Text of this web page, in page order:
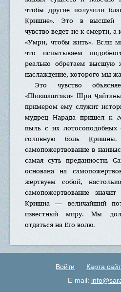
чтобы другие получили
Кришне». Это в высшей
чувство ведет не к смерти,
«Умри, чтобы жить». Если
что испытываем
реально обретаем
наслаждение, которого мы
Это чувство
«Шикшаштаки» Шри
примером ему служит
мудрец Нарада пришел к
пыль с их лотосоподобных
головную боль
самопожертвование в
самая суть преданности.
основана на
жертвуем собой,
самопожертвование
Кришна — величайший
известный миру. Мы
отдаться на Его волю.
Войти Карта
E-mail: